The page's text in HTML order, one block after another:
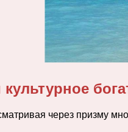
через призму